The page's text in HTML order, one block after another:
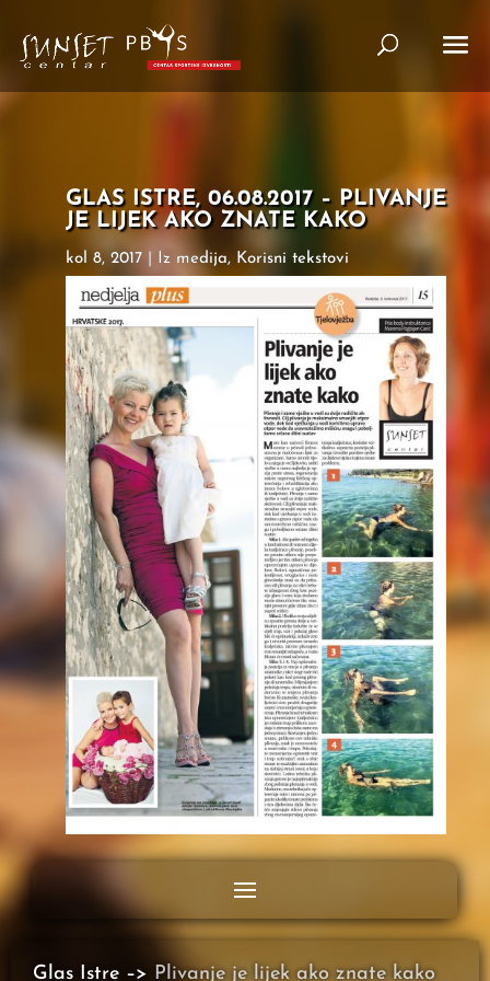
GLAS ISTRE, 06.08.2017 – PLIVANJE
JE LIJEK AKO ZNATE KAKO
kol 8, 2017 Iz medija, Korisni tekstovi
Glas Istre –> Plivanje je lijek ako znate kako